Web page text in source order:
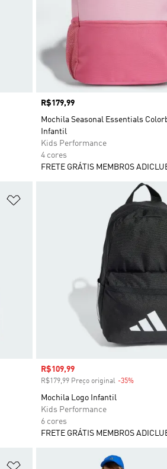
Preço
R$179,99
Mochila Seasonal Essentials
Infantil
Kids Performance
4 cores
FRETE GRÁTIS MEMBROS
Adicionar à Lista de Desejos
Preço com desconto
R$109,99
R$179,99 Preço original -35%
Mochila Logo Infantil
Kids Performance
6 cores
FRETE GRÁTIS MEMBROS
Adicionar à Lista de Desejos